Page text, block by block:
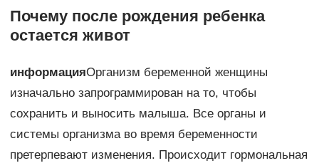
Почему после рождения ребенка
остается живот
информацияОрганизм беременной женщины
изначально запрограммирован на то, чтобы
сохранить и выносить малыша. Все органы и
системы организма во время беременности
претерпевают изменения. Происходит гормональная